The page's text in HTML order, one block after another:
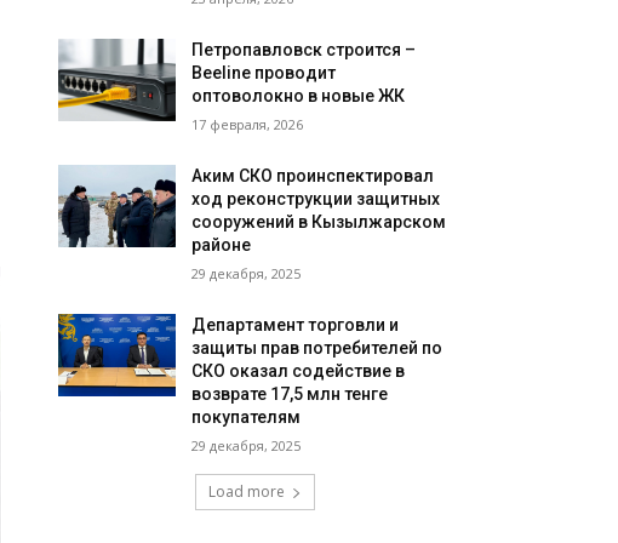
Петропавловск строится –
Beeline проводит
оптоволокно в новые ЖК
17 февраля, 2026
Аким СКО проинспектировал
ход реконструкции защитных
сооружений в Кызылжарском
районе
29 декабря, 2025
Департамент торговли и
защиты прав потребителей по
СКО оказал содействие в
возврате 17,5 млн тенге
покупателям
29 декабря, 2025
Load more